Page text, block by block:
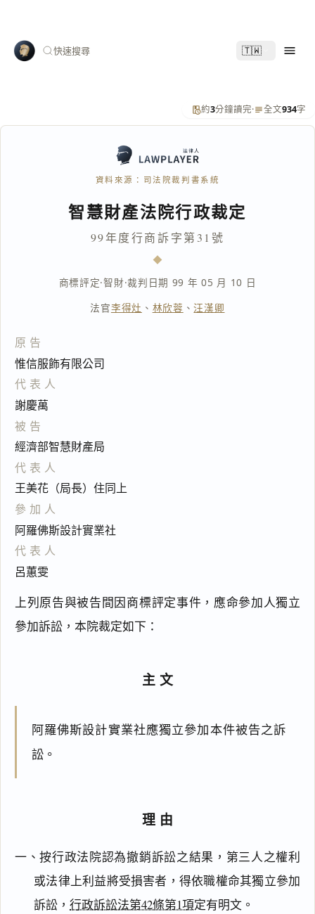
快速搜尋 🇹🇼
約3分鐘讀完· 全文934字
資料來源：司法院裁判書系統
智慧財產法院行政裁定
99年度行商訴字第31號
商標評定·智財·裁判日期 99 年 05 月 10 日
法官李得灶 、 林欣蓉 、汪漢卿
原告
惟信服飾有限公司
代表人
謝慶萬
被告
經濟部智慧財產局
代表人
王美花（局長）住同上
參加人
阿羅佛斯設計實業社
代表人
呂蕙雯
上列原告與被告間因商標評定事件，應命參加人獨立
參加訴訟，本院裁定如下：
主文
阿羅佛斯設計實業社應獨立參加本件被告之訴
訟。
理由
一、按行政法院認為撤銷訴訟之結果，第三人之權利
或法律上利益將受損害者，得依職權命其獨立參加
訴訟，行政訴訟法第42條第1項定有明文。